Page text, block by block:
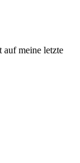
auf meine letzte